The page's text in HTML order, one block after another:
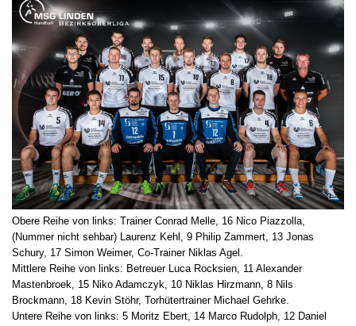
Obere Reihe von links: Trainer Conrad Melle, 16 Nico Piazzolla,
(Nummer nicht sehbar) Laurenz Kehl, 9 Philip Zammert, 13 Jonas
Schury, 17 Simon Weimer, Co-Trainer Niklas Agel.
Mittlere Reihe von links: Betreuer Luca Rocksien, 11 Alexander
Mastenbroek, 15 Niko Adamczyk, 10 Niklas Hirzmann, 8 Nils
Brockmann, 18 Kevin Stöhr, Torhütertrainer Michael Gehrke.
Untere Reihe von links: 5 Moritz Ebert, 14 Marco Rudolph, 12 Daniel